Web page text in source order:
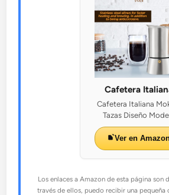
Cafetera
Cafetera Italiana
Tazas Diseño
Ver en
Los enlaces a Amazon de esta página son
través de ellos, puedo recibir una pequeña